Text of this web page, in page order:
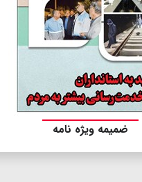
ضمیمه ویژه نامه